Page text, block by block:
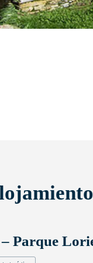
Parque